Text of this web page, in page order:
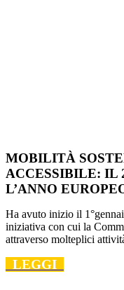
MOBILITÀ
ACCESSIBILE: IL
L’ANNO
Ha avuto inizio il
iniziativa con cui la
attraverso molteplici
LEGGI